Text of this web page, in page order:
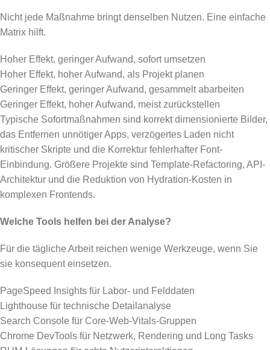
Nicht jede Maßnahme bringt denselben Nutzen. Eine einfache
Matrix hilft.
Hoher Effekt, geringer Aufwand, sofort umsetzen
Hoher Effekt, hoher Aufwand, als Projekt planen
Geringer Effekt, geringer Aufwand, gesammelt abarbeiten
Geringer Effekt, hoher Aufwand, meist zurückstellen
Typische Sofortmaßnahmen sind korrekt dimensionierte Bilder,
das Entfernen unnötiger Apps, verzögertes Laden nicht
kritischer Skripte und die Korrektur fehlerhafter Font-
Einbindung. Größere Projekte sind Template-Refactoring, API-
Architektur und die Reduktion von Hydration-Kosten in
komplexen Frontends.
Welche Tools helfen bei der Analyse?
Für die tägliche Arbeit reichen wenige Werkzeuge, wenn Sie
sie konsequent einsetzen.
PageSpeed Insights für Labor- und Felddaten
Lighthouse für technische Detailanalyse
Search Console für Core-Web-Vitals-Gruppen
Chrome DevTools für Netzwerk, Rendering und Long Tasks